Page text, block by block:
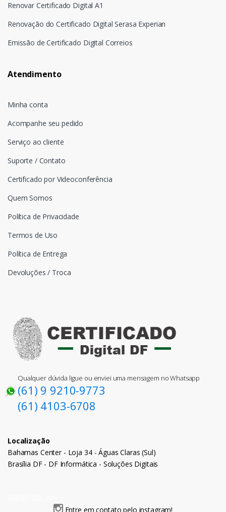
Renovar Certificado Digital A1
Renovação do Certificado Digital Serasa Experian
Emissão de Certificado Digital Correios
Atendimento
Minha conta
Acompanhe seu pedido
Serviço ao cliente
Suporte / Contato
Certificado por Videoconferência
Quem Somos
Política de Privacidade
Termos de Uso
Política de Entrega
Devoluções / Troca
Qualquer dúvida ligue ou enviei uma mensagem no Whatsapp
(61) 9 9210-9773
(61) 4103-6708
Localização
Bahamas Center - Loja 34 - Águas Claras (Sul)
Brasília DF - DF Informática - Soluções Digitais
Entre em contato pelo instagram!